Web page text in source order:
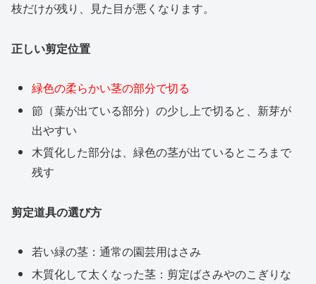
枝だけが残り、見た目が悪くなります。
正しい剪定位置
緑色の柔らかい茎の部分で切る
節（葉が出ている部分）の少し上で切ると、新芽が
出やすい
木質化した部分は、緑色の茎が出ているところまで
残す
剪定道具の選び方
若い緑の茎：通常の園芸用はさみ
木質化して太くなった茎：剪定ばさみやのこぎりな